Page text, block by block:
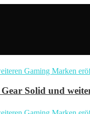
Solid und